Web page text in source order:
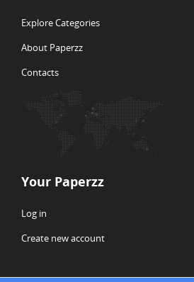
Explore Categories
About Paperzz
Contacts
Your Paperzz
Log in
Create new account